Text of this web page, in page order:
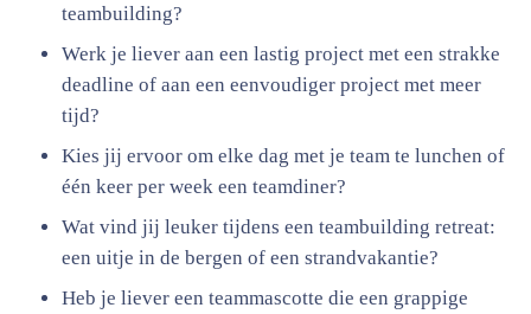
teambuilding?
Werk je liever aan een lastig project met een strakke
deadline of aan een eenvoudiger project met meer
tijd?
Kies jij ervoor om elke dag met je team te lunchen of
één keer per week een teamdiner?
Wat vind jij leuker tijdens een teambuilding retreat:
een uitje in de bergen of een strandvakantie?
Heb je liever een teammascotte die een grappige